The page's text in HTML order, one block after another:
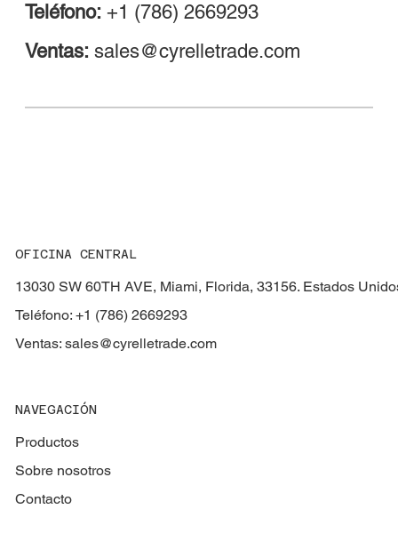
Teléfono: +1 (786) 2669293
Ventas: sales@cyrelletrade.com
OFICINA CENTRAL
13030 SW 60TH AVE, Miami, Florida, 33156. Estados
Teléfono: +1 (786) 2669293
Ventas:sales@cyrelletrade.com
NAVEGACIÓN
Productos
Sobre nosotros
Contacto